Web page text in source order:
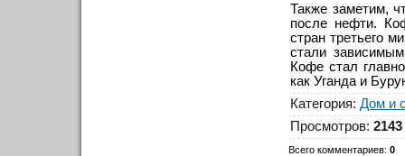
Также заметим,
после нефти.
стран третьего
стали
Кофе стал
как Уганда и
Категория: Дом и
Просмотров: 2143
Всего комментариев: 0